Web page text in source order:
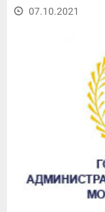
07.10.2021